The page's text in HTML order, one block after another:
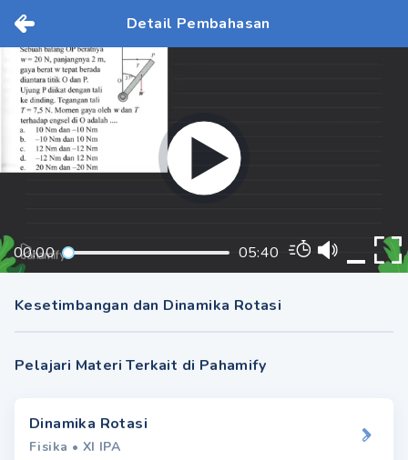
Detail Pembahasan
00:00 05:40
Kesetimbangan dan Dinamika Rotasi
Pelajari Materi Terkait di Pahamify
Dinamika Rotasi
Fisika • XI IPA